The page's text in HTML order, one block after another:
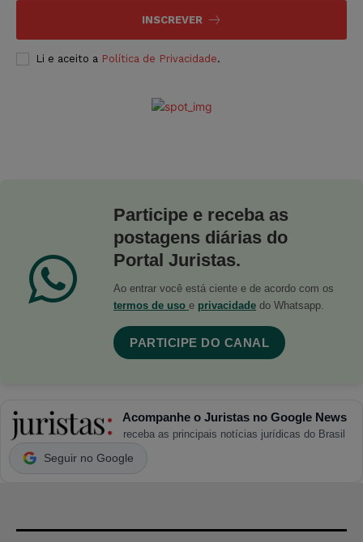
INSCREVER
Li e aceito a Política de Privacidade.
Participe e receba as
postagens diárias do
Portal Juristas.
Ao entrar você está ciente e de acordo com os
termos de uso e privacidade do Whatsapp.
PARTICIPE DO CANAL
Acompanhe o Juristas no Google News
receba as principais notícias jurídicas do Brasil
Seguir no Google